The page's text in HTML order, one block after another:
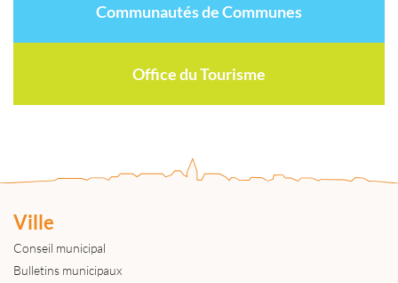
Communautés de Communes
Office du Tourisme
Ville
Conseil municipal
Bulletins municipaux